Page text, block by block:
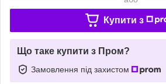
Купити з
Що таке купити з Пром?
Замовлення під захистом